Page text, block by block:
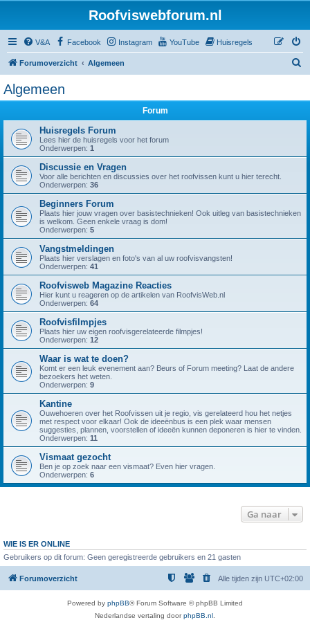
Roofviswebforum.nl
V&A Facebook Instagram YouTube Huisregels
Forumoverzicht Algemeen
Algemeen
Forum
Huisregels Forum
Lees hier de huisregels voor het forum
Onderwerpen: 1
Discussie en Vragen
Voor alle berichten en discussies over het roofvissen kunt u hier terecht.
Onderwerpen: 36
Beginners Forum
Plaats hier jouw vragen over basistechnieken! Ook uitleg van basistechnieken
is welkom. Geen enkele vraag is dom!
Onderwerpen: 5
Vangstmeldingen
Plaats hier verslagen en foto's van al uw roofvisvangsten!
Onderwerpen: 41
Roofvisweb Magazine Reacties
Hier kunt u reageren op de artikelen van RoofvisWeb.nl
Onderwerpen: 64
Roofvisfilmpjes
Plaats hier uw eigen roofvisgerelateerde filmpjes!
Onderwerpen: 12
Waar is wat te doen?
Komt er een leuk evenement aan? Beurs of Forum meeting? Laat de andere
bezoekers het weten.
Onderwerpen: 9
Kantine
Ouwehoeren over het Roofvissen uit je regio, vis gerelateerd hou het netjes
met respect voor elkaar! Ook de ideeënbus is een plek waar mensen
suggesties, plannen, voorstellen of ideeën kunnen deponeren is hier te vinden.
Onderwerpen: 11
Vismaat gezocht
Ben je op zoek naar een vismaat? Even hier vragen.
Onderwerpen: 6
Ga naar
WIE IS ER ONLINE
Gebruikers op dit forum: Geen geregistreerde gebruikers en 21 gasten
Forumoverzicht Alle tijden zijn UTC+02:00
Powered by phpBB® Forum Software © phpBB Limited
Nederlandse vertaling doorphpBB.nl